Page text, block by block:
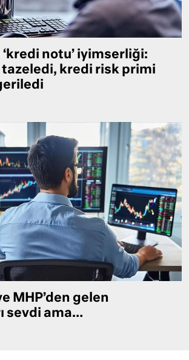
notu’ iyimserliği:
tazeledi, kredi risk primi
MHP’den gelen
sevdi ama…